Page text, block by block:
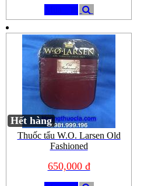
Hết hàng
Thuốc tẩu W.O. Larsen Old
Fashioned
650,000 đ